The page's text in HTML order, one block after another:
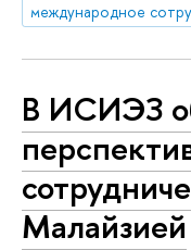
международное
В ИСИЭЗ
Малайзией